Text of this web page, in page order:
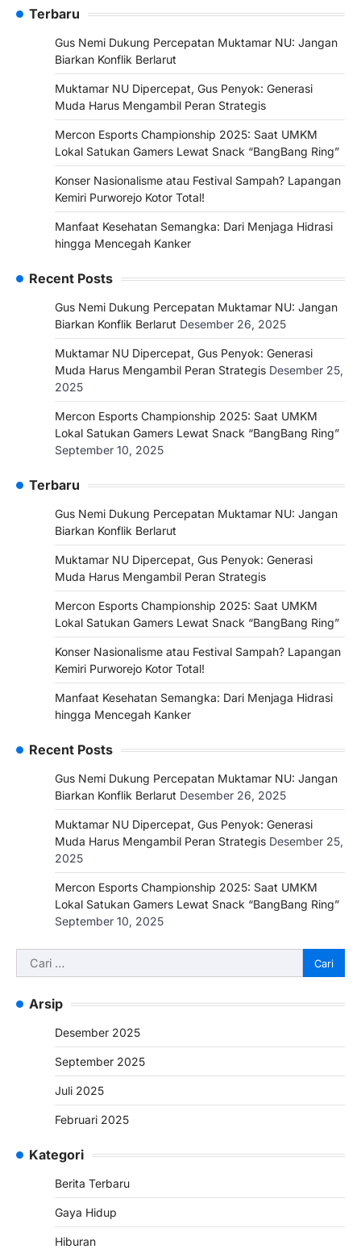
Terbaru
Gus Nemi Dukung Percepatan Muktamar NU: Jangan
Biarkan Konflik Berlarut
Muktamar NU Dipercepat, Gus Penyok: Generasi
Muda Harus Mengambil Peran Strategis
Mercon Esports Championship 2025: Saat UMKM
Lokal Satukan Gamers Lewat Snack “BangBang Ring”
Konser Nasionalisme atau Festival Sampah? Lapangan
Kemiri Purworejo Kotor Total!
Manfaat Kesehatan Semangka: Dari Menjaga Hidrasi
hingga Mencegah Kanker
Recent Posts
Gus Nemi Dukung Percepatan Muktamar NU: Jangan
Biarkan Konflik Berlarut Desember 26, 2025
Muktamar NU Dipercepat, Gus Penyok: Generasi
Muda Harus Mengambil Peran Strategis Desember 25,
2025
Mercon Esports Championship 2025: Saat UMKM
Lokal Satukan Gamers Lewat Snack “BangBang Ring”
September 10, 2025
Terbaru
Gus Nemi Dukung Percepatan Muktamar NU: Jangan
Biarkan Konflik Berlarut
Muktamar NU Dipercepat, Gus Penyok: Generasi
Muda Harus Mengambil Peran Strategis
Mercon Esports Championship 2025: Saat UMKM
Lokal Satukan Gamers Lewat Snack “BangBang Ring”
Konser Nasionalisme atau Festival Sampah? Lapangan
Kemiri Purworejo Kotor Total!
Manfaat Kesehatan Semangka: Dari Menjaga Hidrasi
hingga Mencegah Kanker
Recent Posts
Gus Nemi Dukung Percepatan Muktamar NU: Jangan
Biarkan Konflik Berlarut Desember 26, 2025
Muktamar NU Dipercepat, Gus Penyok: Generasi
Muda Harus Mengambil Peran Strategis Desember 25,
2025
Mercon Esports Championship 2025: Saat UMKM
Lokal Satukan Gamers Lewat Snack “BangBang Ring”
September 10, 2025
Arsip
Desember 2025
September 2025
Juli 2025
Februari 2025
Kategori
Berita Terbaru
Gaya Hidup
Hiburan